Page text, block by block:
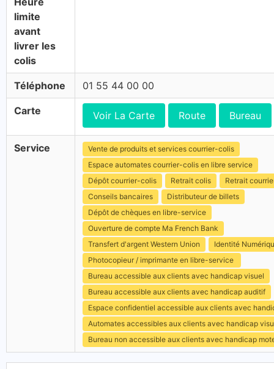
limite
avant
livrer les
colis
Téléphone 01 55 44 00 00
Carte Voir La Carte Route Bureau
Service
Vente de produits et services courrier-colis
Espace automates courrier-colis en libre service
Dépôt courrier-colis
Retrait colis
Retrait
Conseils bancaires
Distributeur de billets
Dépôt de chèques en libre-service
Ouverture de compte Ma French Bank
Transfert d'argent Western Union
Identité
Photocopieur / imprimante en libre-service
Bureau accessible aux clients avec handicap visuel
Bureau accessible aux clients avec handicap auditif
Espace confidentiel accessible aux clients avec
Automates accessibles aux clients avec handicap
Bureau non accessible aux clients avec handicap